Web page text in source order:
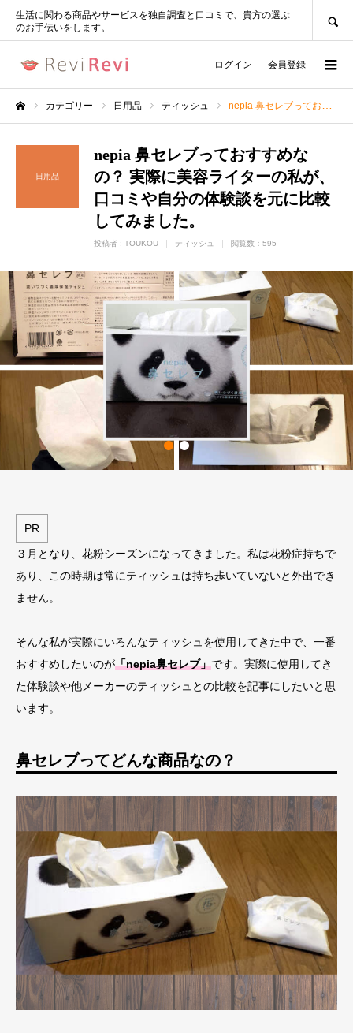
生活に関わる商品やサービスを独自調査と口コミで、貴方の選ぶ
のお手伝いをします。
ログイン 会員登録
カテゴリー 日用品 ティッシュ nepia 鼻セレブっておすすめなの？ 実際に美容ライターの私が、口コミや自分の体験談を元に比較してみました。
日用品
nepia 鼻セレブっておすすめな
の？ 実際に美容ライターの私が、
口コミや自分の体験談を元に比較
してみました。
投稿者 : TOUKOU ティッシュ 閲覧数：595
PR
３月となり、花粉シーズンになってきました。私は花粉症持ちで
あり、この時期は常にティッシュは持ち歩いていないと外出でき
ません。
そんな私が実際にいろんなティッシュを使用してきた中で、一番
おすすめしたいのが「nepia鼻セレブ」です。実際に使用してき
た体験談や他メーカーのティッシュとの比較を記事にしたいと思
います。
鼻セレブってどんな商品なの？